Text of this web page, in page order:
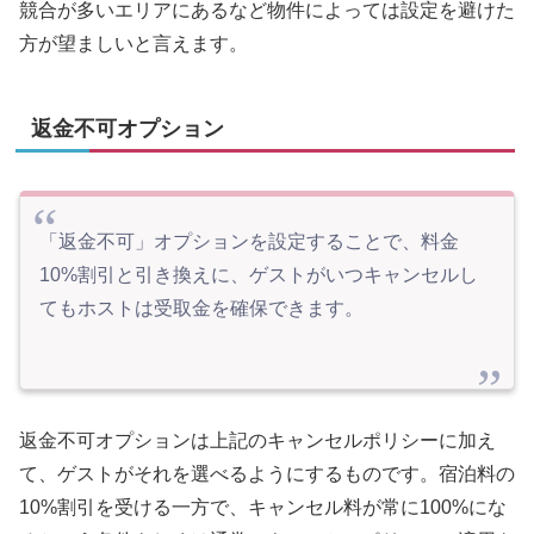
競合が多いエリアにあるなど物件によっては設定を避けた
方が望ましいと言えます。
返金不可オプション
「返金不可」オプションを設定することで、料金
10%割引と引き換えに、ゲストがいつキャンセルし
てもホストは受取金を確保できます。
返金不可オプションは上記のキャンセルポリシーに加え
て、ゲストがそれを選べるようにするものです。宿泊料の
10%割引を受ける一方で、キャンセル料が常に100%にな